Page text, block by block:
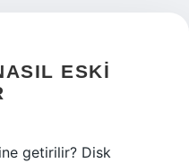
ESKI
getirilir? Disk